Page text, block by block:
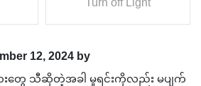
Turn off Light
12, 2024 by
းတွေ သီဆိုတဲ့အခါ မူရင်းကိုလည်း မပျက်